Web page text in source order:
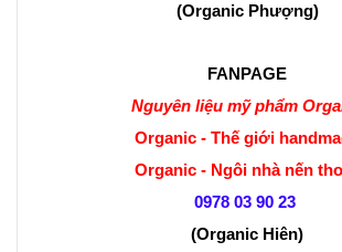
(Organic Phượng)
FANPAGE
Nguyên liệu mỹ phẩm
Organic - Thế giới
Organic - Ngôi nhà nến
0978 03 90 23
(Organic Hiên)